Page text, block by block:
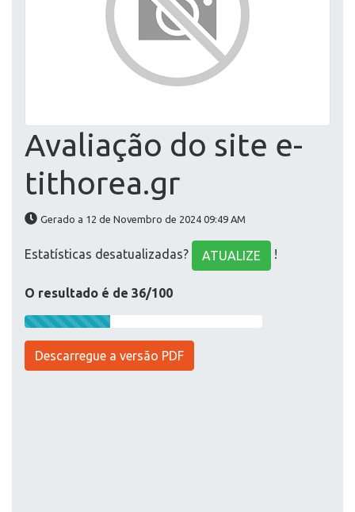
Avaliação do site e-
tithorea.gr
Gerado a 12 de Novembro de 2024 09:49 AM
Estatísticas desatualizadas? ATUALIZE !
O resultado é de 36/100
Descarregue a versão PDF